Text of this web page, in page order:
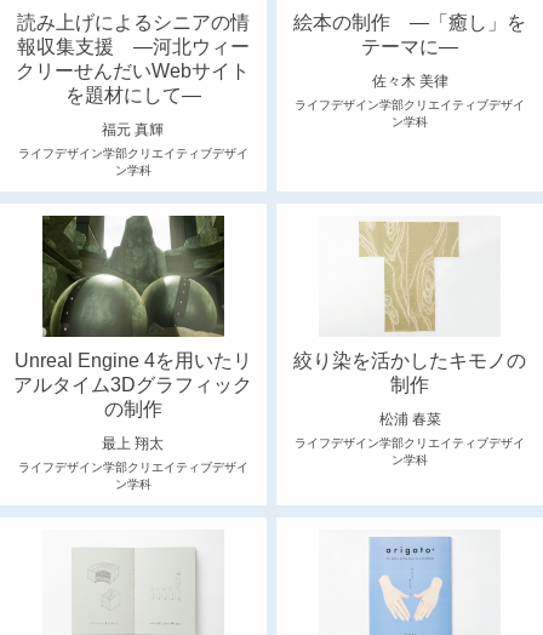
読み上げによるシニアの情
報収集支援 ―河北ウィー
クリーせんだいWebサイト
を題材にして―
福元 真輝
ライフデザイン学部クリエイティブデザイ
ン学科
絵本の制作 ―「癒し」を
テーマに―
佐々木 美律
ライフデザイン学部クリエイティブデザイ
ン学科
Unreal Engine 4を用いたリ
アルタイム3Dグラフィック
の制作
最上 翔太
ライフデザイン学部クリエイティブデザイ
ン学科
絞り染を活かしたキモノの
制作
松浦 春菜
ライフデザイン学部クリエイティブデザイ
ン学科